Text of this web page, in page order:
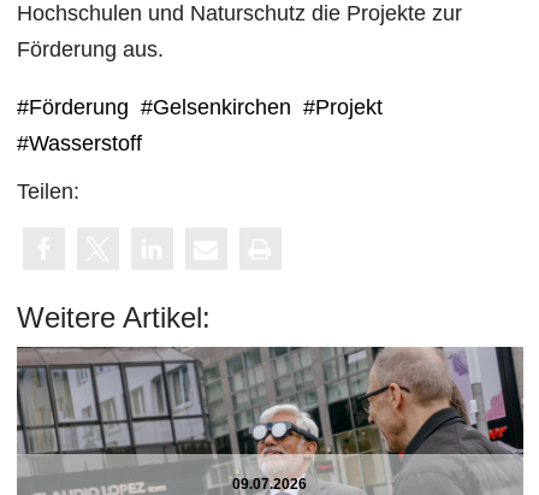
Hochschulen und Naturschutz die Projekte zur
Förderung aus.
#Förderung #Gelsenkirchen #Projekt
#Wasserstoff
Teilen:
Weitere Artikel:
09.07.2026